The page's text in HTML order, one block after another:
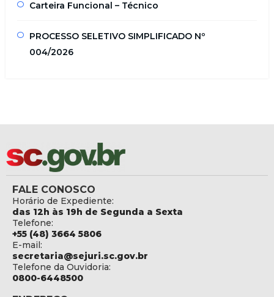
Carteira Funcional – Técnico
PROCESSO SELETIVO SIMPLIFICADO Nº
004/2026
FALE CONOSCO
Horário de Expediente:
das 12h às 19h de Segunda a Sexta
Telefone:
+55 (48) 3664 5806
E-mail:
secretaria@sejuri.sc.gov.br
Telefone da Ouvidoria:
0800-6448500